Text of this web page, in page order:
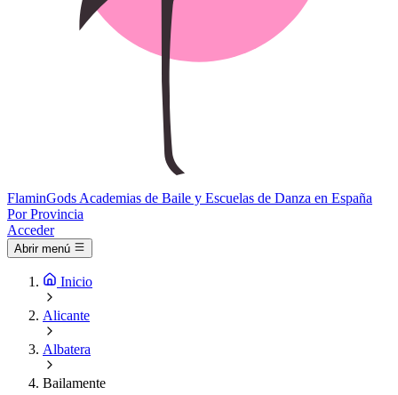
FlaminGods Academias de Baile y Escuelas de Danza en España
Por Provincia
Acceder
Abrir menú
Inicio
Alicante
Albatera
Bailamente